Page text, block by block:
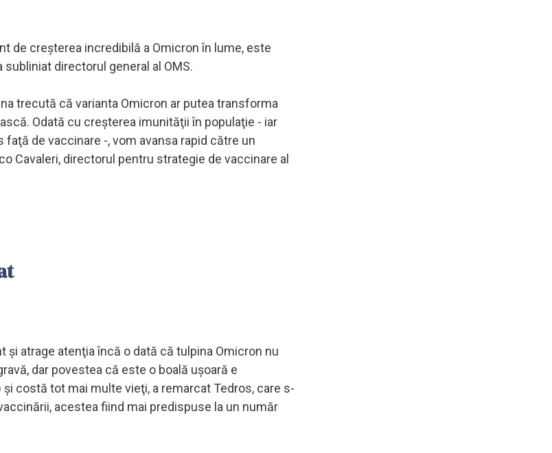
de creşterea incredibilă a Omicron în lume, este
subliniat directorul general al OMS.
trecută că varianta Omicron ar putea transforma
Odată cu creşterea imunităţii în populaţie - iar
de vaccinare -, vom avansa rapid către un
Cavaleri, directorul pentru strategie de vaccinare al
şi atrage atenţia încă o dată că tulpina Omicron nu
dar povestea că este o boală uşoară e
costă tot mai multe vieţi, a remarcat Tedros, care s-
acestea fiind mai predispuse la un număr